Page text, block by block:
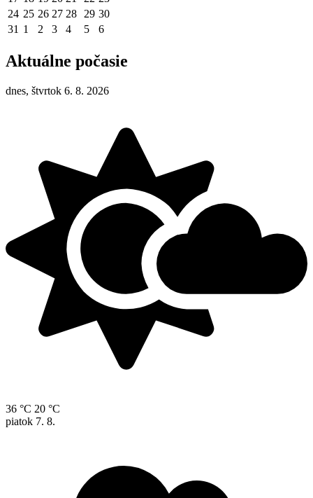
24 25 26 27 28 29 30
31 1 2 3 4 5 6
Aktuálne počasie
dnes, štvrtok 6. 8. 2026
36 °C 20 °C
piatok 7. 8.